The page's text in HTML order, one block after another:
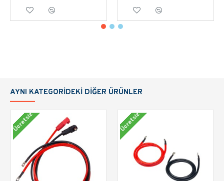
AYNI KATEGORIDEKI DIĞER ÜRÜNLER
Ücretsiz Ücretsiz